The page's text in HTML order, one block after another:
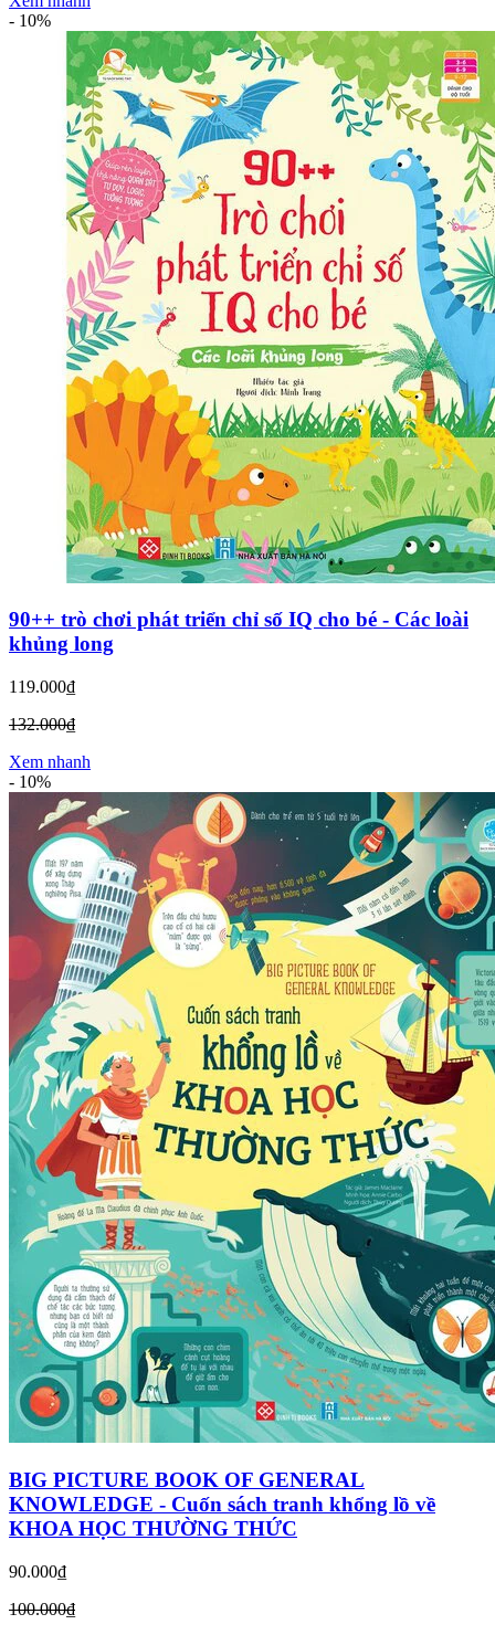
- 10%
90++ trò chơi phát triển chỉ số IQ cho bé - Các loài
khủng long
119.000₫
132.000₫
Xem nhanh
- 10%
BIG PICTURE BOOK OF GENERAL
KNOWLEDGE - Cuốn sách tranh khổng lồ về
KHOA HỌC THƯỜNG THỨC
90.000₫
100.000₫